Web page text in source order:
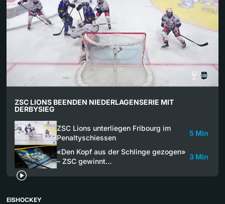
ZSC LIONS BEENDEN NIEDERLAGENSERIE MIT
DERBYSIEG
ZSC Lions unterliegen Fribourg im
Penaltyschiessen
5 Min
«Den Kopf aus der Schlinge gezogen»
– ZSC gewinnt…
3 Min
EISHOCKEY